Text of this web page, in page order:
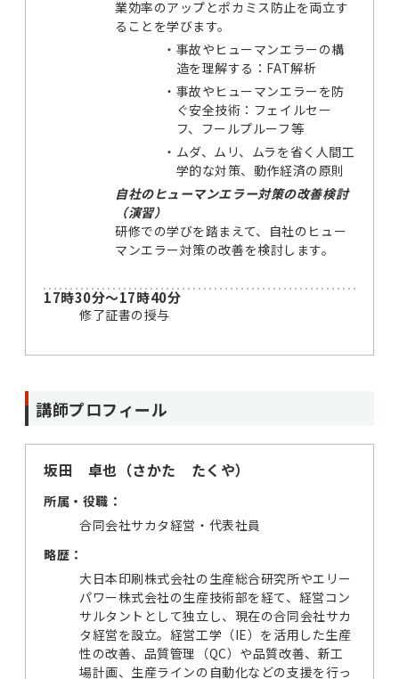
業効率のアップとポカミス防止を両立す
ることを学びます。
・ 事故やヒューマンエラーの構
造を理解する：FAT解析
・ 事故やヒューマンエラーを防
ぐ安全技術：フェイルセー
フ、フールプルーフ等
・ ムダ、ムリ、ムラを省く人間工
学的な対策、動作経済の原則
自社のヒューマンエラー対策の改善検討
（演習）
研修での学びを踏まえて、自社のヒュー
マンエラー対策の改善を検討します。
17時30分～17時40分
修了証書の授与
講師プロフィール
坂田 卓也（さかた たくや）
所属・役職：
合同会社サカタ経営・代表社員
略歴：
大日本印刷株式会社の生産総合研究所やエリー
パワー株式会社の生産技術部を経て、経営コン
サルタントとして独立し、現在の合同会社サカ
タ経営を設立。経営工学（IE）を活用した生産
性の改善、品質管理（QC）や品質改善、新工
場計画、生産ラインの自動化などの支援を行っ